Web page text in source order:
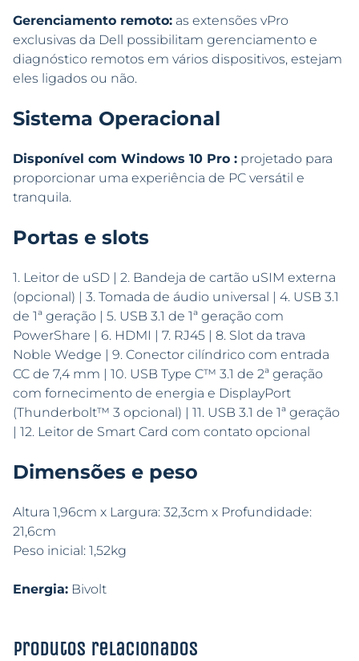
Gerenciamento remoto: as extensões vPro
exclusivas da Dell possibilitam gerenciamento e
diagnóstico remotos em vários dispositivos, estejam
eles ligados ou não.
Sistema Operacional
Disponível com Windows 10 Pro : projetado para
proporcionar uma experiência de PC versátil e
tranquila.
Portas e slots
1. Leitor de uSD | 2. Bandeja de cartão uSIM externa
(opcional) | 3. Tomada de áudio universal | 4. USB 3.1
de 1ª geração | 5. USB 3.1 de 1ª geração com
PowerShare | 6. HDMI | 7. RJ45 | 8. Slot da trava
Noble Wedge | 9. Conector cilíndrico com entrada
CC de 7,4 mm | 10. USB Type C™ 3.1 de 2ª geração
com fornecimento de energia e DisplayPort
(Thunderbolt™ 3 opcional) | 11. USB 3.1 de 1ª geração
| 12. Leitor de Smart Card com contato opcional
Dimensões e peso
Altura 1,96cm x Largura: 32,3cm x Profundidade:
21,6cm
Peso inicial: 1,52kg
Energia: Bivolt
Produtos relacionados